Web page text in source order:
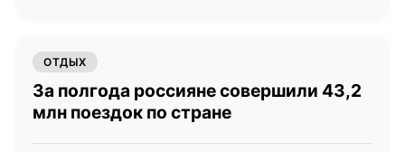
ОТДЫХ
За полгода россияне совершили 43,2
млн поездок по стране